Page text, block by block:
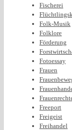
Fischerei
Folk-Musik
Folklore
Förderung
Fotoessay
Frauen
Freeport
Freigeist
Freihandel